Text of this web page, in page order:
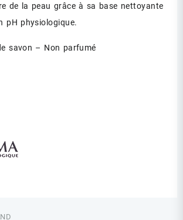
de la peau grâce à sa base nettoyante
pH physiologique.
savon – Non parfumé